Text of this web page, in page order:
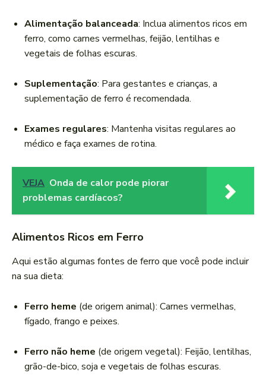
Alimentação balanceada: Inclua alimentos ricos em
ferro, como carnes vermelhas, feijão, lentilhas e
vegetais de folhas escuras.
Suplementação: Para gestantes e crianças, a
suplementação de ferro é recomendada.
Exames regulares: Mantenha visitas regulares ao
médico e faça exames de rotina.
VEJA Onda de calor pode piorar
problemas cardíacos?
Alimentos Ricos em Ferro
Aqui estão algumas fontes de ferro que você pode incluir
na sua dieta:
Ferro heme (de origem animal): Carnes vermelhas,
fígado, frango e peixes.
Ferro não heme (de origem vegetal): Feijão, lentilhas,
grão-de-bico, soja e vegetais de folhas escuras.